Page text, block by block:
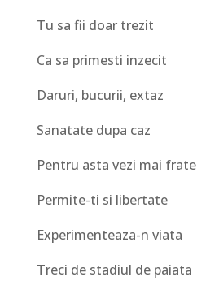
Tu sa fii doar trezit
Ca sa primesti inzecit
Daruri, bucurii, extaz
Sanatate dupa caz
Pentru asta vezi mai frate
Permite-ti si libertate
Experimenteaza-n viata
Treci de stadiul de paiata